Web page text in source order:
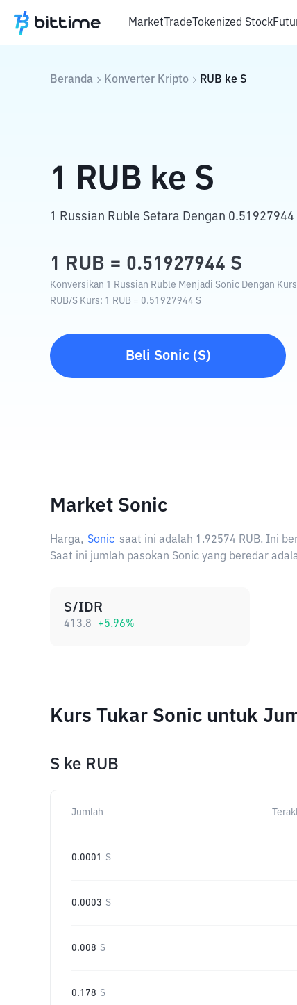
MarketTradeTokenized Stock
Beranda Konverter Kripto RUB ke S
1 RUB ke S
1 Russian Ruble Setara Dengan 0.51927944
1 RUB = 0.51927944 S
Konversikan 1 Russian Ruble Menjadi Sonic Dengan
RUB/S Kurs: 1 RUB = 0.51927944 S
Beli Sonic(S)
Market Sonic
Harga, Sonic saat ini adalah 1.92574 RUB. Ini
Saat ini jumlah pasokan Sonic yang beredar
S/IDR
413.8 +5.96%
Kurs Tukar Sonic untuk
S ke RUB
Jumlah
0.0001 S
0.0003 S
0.008 S
0.178 S